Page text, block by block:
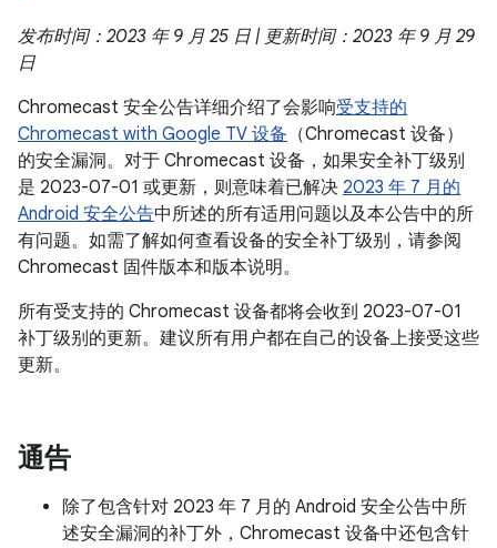
发布时间：2023 年 9 月 25 日 | 更新时间：2023 年 9 月 29
日
Chromecast 安全公告详细介绍了会影响受支持的
Chromecast with Google TV 设备 （Chromecast 设备）
的安全漏洞。对于 Chromecast 设备，如果安全补丁级别
是 2023-07-01 或更新，则意味着已解决 2023 年 7 月的
Android 安全公告中所述的所有适用问题以及本公告中的所
有问题。如需了解如何查看设备的安全补丁级别，请参阅
Chromecast 固件版本和版本说明。
所有受支持的 Chromecast 设备都将会收到 2023-07-01
补丁级别的更新。建议所有用户都在自己的设备上接受这些
更新。
通告
除了包含针对 2023 年 7 月的 Android 安全公告中所
述安全漏洞的补丁外，Chromecast 设备中还包含针